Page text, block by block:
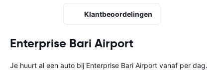
Enterprise Bari Airport
Je huurt al een auto bij Enterprise Bari Airport vanaf per dag.
Klantbeoordelingen